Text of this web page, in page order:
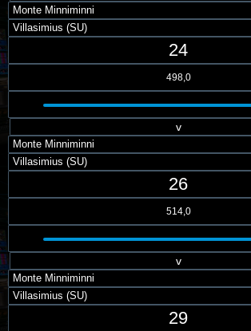
Monte Minniminni
Villasimius (SU)
24
498,0
v
Monte Minniminni
Villasimius (SU)
26
514,0
v
Monte Minniminni
Villasimius (SU)
29